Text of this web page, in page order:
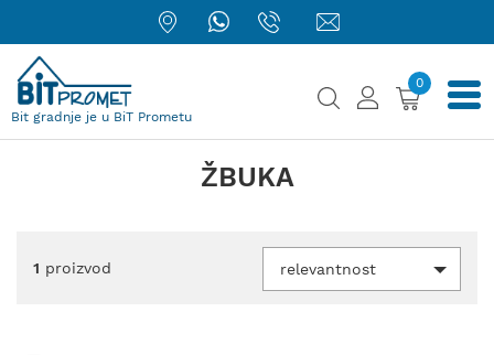
Bit gradnje je u BiT Prometu
0
ŽBUKA
1 proizvod relevantnost